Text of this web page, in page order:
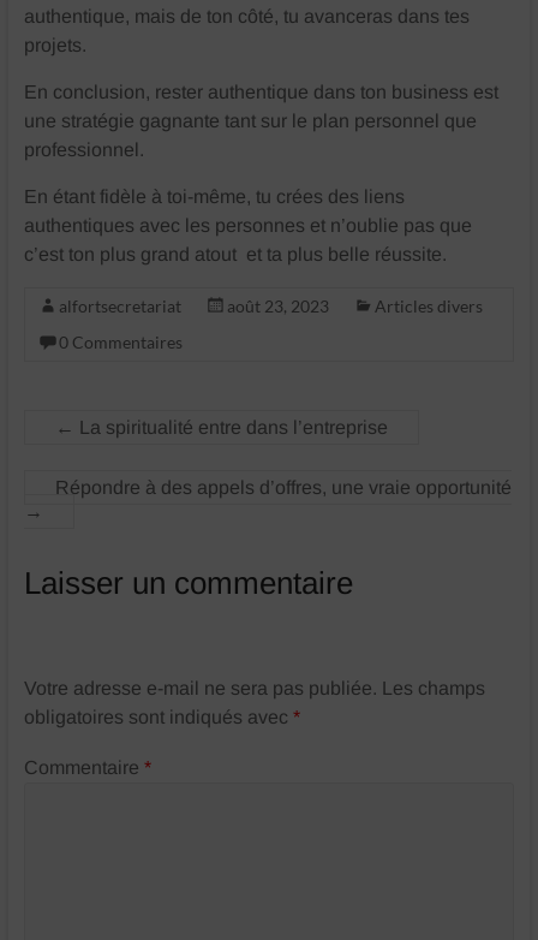
authentique, mais de ton côté, tu avanceras dans tes
projets.
En conclusion, rester authentique dans ton business est
une stratégie gagnante tant sur le plan personnel que
professionnel.
En étant fidèle à toi-même, tu crées des liens
authentiques avec les personnes et n’oublie pas que
c’est ton plus grand atout et ta plus belle réussite.
alfortsecretariat août 23, 2023
Articles divers
0 Commentaires
← La spiritualité entre dans l’entreprise
Répondre à des appels d’offres, une vraie opportunité
→
Laisser un commentaire
Votre adresse e-mail ne sera pas publiée. Les champs
obligatoires sont indiqués avec *
Commentaire *